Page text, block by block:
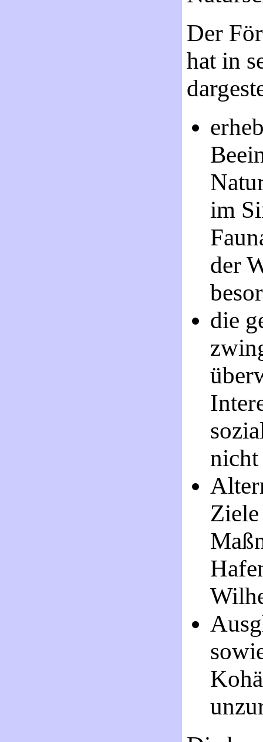
Der
hat in
im
der
die